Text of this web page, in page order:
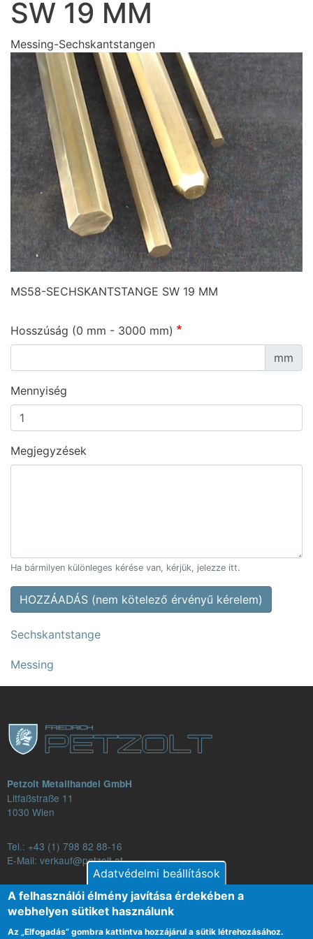
SW 19 MM
Messing-Sechskantstangen
MS58-SECHSKANTSTANGE SW 19 MM
Hosszúság (0 mm - 3000 mm)
mm
Mennyiség
Megjegyzések
Ha bármilyen különleges kérése van, kérjük, jelezze itt.
HOZZÁADÁS (nem kötelező érvényű kérelem)
Sechskantstange
Messing
Petzolt Metallhandel GmbH
Litfaßstraße 11
1030 Wien
Tel.: +43 (1) 798 82 88-16
E-Mail: verkauf@petzolt.at
Kapcsolat Általános Szerződési Feltételek
Adatvédelmi beállítások
A felhasználói élmény javítása érdekében a
webhelyen sütiket használunk
Az „Elfogadás” gombra kattintva hozzájárul a sütik létrehozásához.